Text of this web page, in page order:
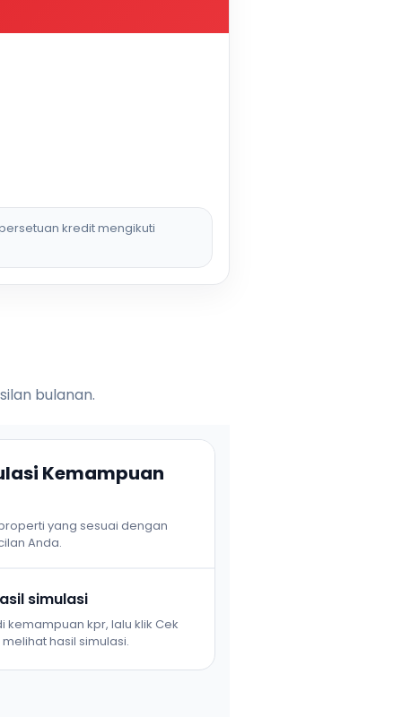
kredit mengikuti
bulanan.
Kemampuan
yang sesuai dengan
Anda.
simulasi
kemampuan kpr, lalu klik Cek
hasil simulasi.